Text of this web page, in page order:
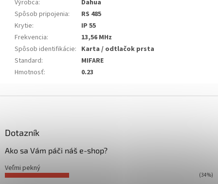
Výrobca:
Dahua
Spôsob pripojenia:
RS 485
Krytie:
IP 55
Frekvencia:
13,56 MHz
Spôsob identifikácie: Karta / odtlačok prsta
Standard:
MIFARE
Hmotnosť: 0.23
Dotazník
Ako sa Vám páči náš e-shop?
Veľmi pekný
(34%)